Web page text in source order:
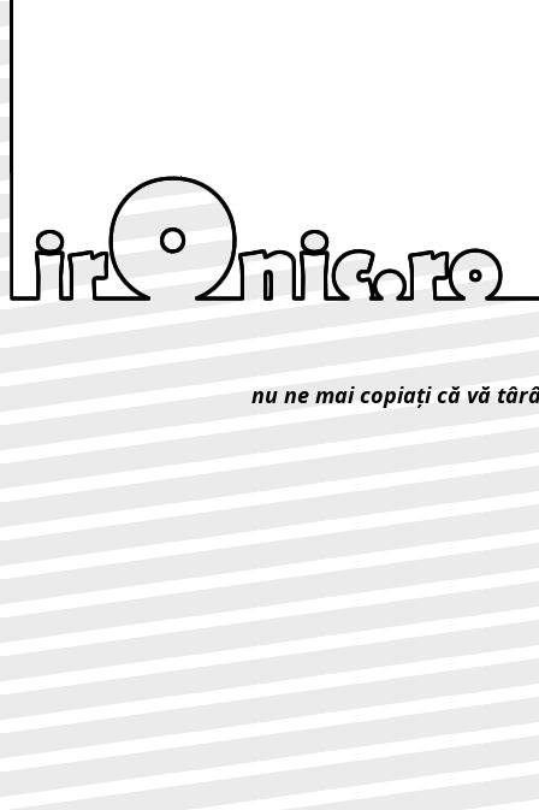
nu ne mai copiaţi că vă